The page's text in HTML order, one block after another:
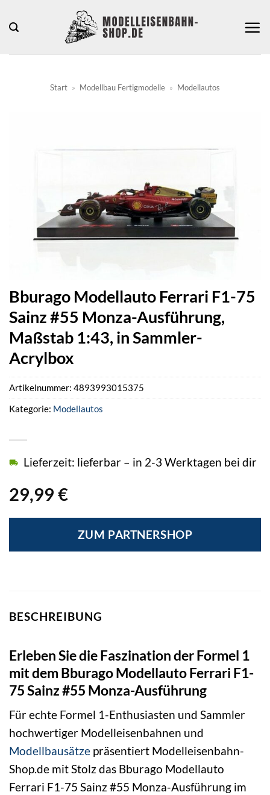
Inhalt
Start » Modellbau Fertigmodelle » Modellautos
Bburago Modellauto Ferrari F1-75
Sainz #55 Monza-Ausführung,
Maßstab 1:43, in Sammler-
Acrylbox
29,99 €
Lieferzeit: lieferbar – in 2-3 Werktagen bei dir
ZUM PARTNERSHOP
Artikelnummer: 4893993015375
Kategorie: Modellautos
BESCHREIBUNG
Erleben Sie die Faszination der Formel 1
mit dem Bburago Modellauto Ferrari F1-
75 Sainz #55 Monza-Ausführung
Für echte Formel 1-Enthusiasten und Sammler
hochwertiger Modelleisenbahnen und
Modellbausätze präsentiert Modelleisenbahn-
Shop.de mit Stolz das Bburago Modellauto
Ferrari F1-75 Sainz #55 Monza-Ausführung im